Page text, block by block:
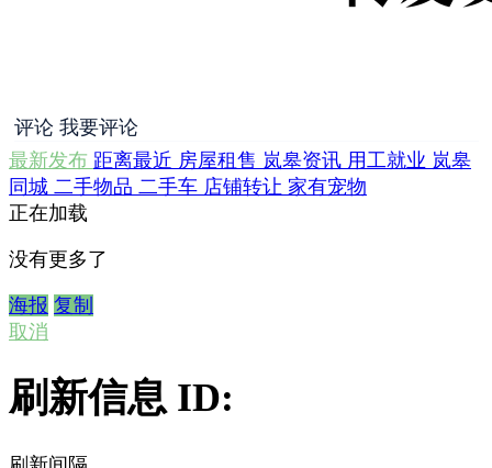
评论 我要评论
最新发布 距离最近 房屋租售 岚皋资讯 用工就业 岚皋
同城 二手物品 二手车 店铺转让 家有宠物
正在加载
没有更多了
海报 复制
取消
刷新信息 ID: